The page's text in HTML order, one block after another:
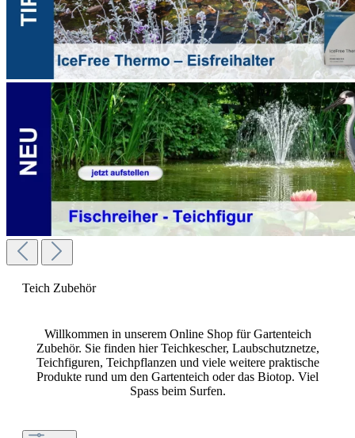
Teich Zubehör
Willkommen in unserem Online Shop für Gartenteich
Zubehör. Sie finden hier Teichkescher, Laubschutznetze,
Teichfiguren, Teichpflanzen und viele weitere praktische
Produkte rund um den Gartenteich oder das Biotop. Viel
Spass beim Surfen.